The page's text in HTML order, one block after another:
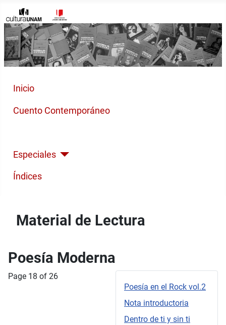
Inicio
Cuento Contemporáneo
Especiales
Índices
Material de Lectura
Poesía Moderna
Poesía en el Rock vol.2
Nota introductoria
Dentro de ti y sin ti
Page 18 of 26